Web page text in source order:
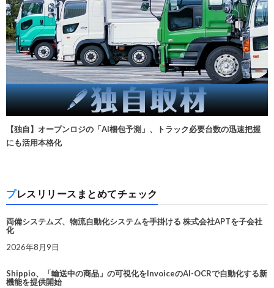
【独自】オープンロジの「AI梱包予測」、トラック必要台数の迅速把握
にも活用本格化
プレスリリースまとめてチェック
両備システムズ、物流自動化システムを手掛ける 株式会社APTを子会社
化
2026年8月9日
Shippio、「輸送中の商品」の可視化をInvoiceのAI-OCRで自動化する新
機能を提供開始